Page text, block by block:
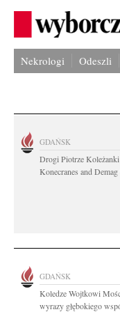
Nekrologi Odeszli
GDAŃSK
Drogi Piotrze
Konecranes and
GDAŃSK
Koledze Wojtkowi
wyrazy głębokiego